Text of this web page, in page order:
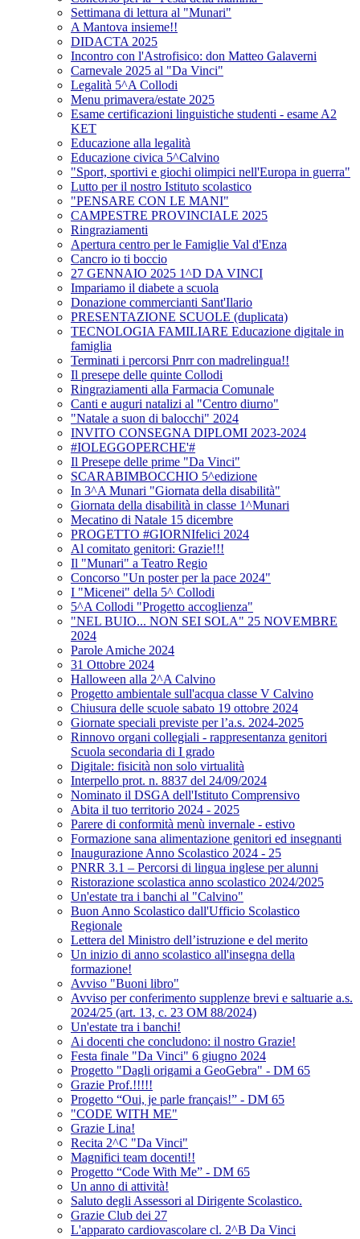
Settimana di lettura al "Munari"
A Mantova insieme!!
DIDACTA 2025
Incontro con l'Astrofisico: don Matteo Galaverni
Carnevale 2025 al "Da Vinci"
Legalità 5^A Collodi
Menu primavera/estate 2025
Esame certificazioni linguistiche studenti - esame A2
KET
Educazione alla legalità
Educazione civica 5^Calvino
"Sport, sportivi e giochi olimpici nell'Europa in guerra"
Lutto per il nostro Istituto scolastico
"PENSARE CON LE MANI"
CAMPESTRE PROVINCIALE 2025
Ringraziamenti
Apertura centro per le Famiglie Val d'Enza
Cancro io ti boccio
27 GENNAIO 2025 1^D DA VINCI
Impariamo il diabete a scuola
Donazione commercianti Sant'Ilario
PRESENTAZIONE SCUOLE (duplicata)
TECNOLOGIA FAMILIARE Educazione digitale in
famiglia
Terminati i percorsi Pnrr con madrelingua!!
Il presepe delle quinte Collodi
Ringraziamenti alla Farmacia Comunale
Canti e auguri natalizi al "Centro diurno"
"Natale a suon di balocchi" 2024
INVITO CONSEGNA DIPLOMI 2023-2024
#IOLEGGOPERCHE'#
Il Presepe delle prime "Da Vinci"
SCARABIMBOCCHIO 5^edizione
In 3^A Munari "Giornata della disabilità"
Giornata della disabilità in classe 1^Munari
Mecatino di Natale 15 dicembre
PROGETTO #GIORNIfelici 2024
Al comitato genitori: Grazie!!!
Il "Munari" a Teatro Regio
Concorso "Un poster per la pace 2024"
I "Micenei" della 5^ Collodi
5^A Collodi "Progetto accoglienza"
"NEL BUIO... NON SEI SOLA" 25 NOVEMBRE
2024
Parole Amiche 2024
31 Ottobre 2024
Halloween alla 2^A Calvino
Progetto ambientale sull'acqua classe V Calvino
Chiusura delle scuole sabato 19 ottobre 2024
Giornate speciali previste per l’a.s. 2024-2025
Rinnovo organi collegiali - rappresentanza genitori
Scuola secondaria di I grado
Digitale: fisicità non solo virtualità
Interpello prot. n. 8837 del 24/09/2024
Nominato il DSGA dell'Istituto Comprensivo
Abita il tuo territorio 2024 - 2025
Parere di conformità menù invernale - estivo
Formazione sana alimentazione genitori ed insegnanti
Inaugurazione Anno Scolastico 2024 - 25
PNRR 3.1 – Percorsi di lingua inglese per alunni
Ristorazione scolastica anno scolastico 2024/2025
Un'estate tra i banchi al "Calvino"
Buon Anno Scolastico dall'Ufficio Scolastico
Regionale
Lettera del Ministro dell’istruzione e del merito
Un inizio di anno scolastico all'insegna della
formazione!
Avviso "Buoni libro"
Avviso per conferimento supplenze brevi e saltuarie a.s.
2024/25 (art. 13, c. 23 OM 88/2024)
Un'estate tra i banchi!
Ai docenti che concludono: il nostro Grazie!
Festa finale "Da Vinci" 6 giugno 2024
Progetto "Dagli origami a GeoGebra" - DM 65
Grazie Prof.!!!!!
Progetto “Oui, je parle français!” - DM 65
"CODE WITH ME"
Grazie Lina!
Recita 2^C "Da Vinci"
Magnifici team docenti!!
Progetto “Code With Me” - DM 65
Un anno di attività!
Saluto degli Assessori al Dirigente Scolastico.
Grazie Club dei 27
L'apparato cardiovascolare cl. 2^B Da Vinci